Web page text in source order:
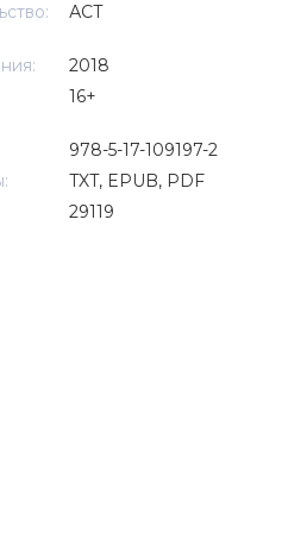
АСТ
2018
16+
978-5-17-109197-2
TXT, EPUB, PDF
29119